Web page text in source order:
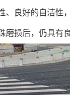
良好的自洁性
损后，仍具有